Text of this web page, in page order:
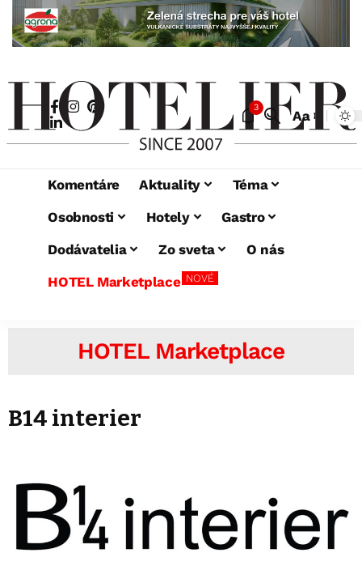
3
Aa
Komentáre Aktuality
Téma
Osobnosti
Hotely
Gastro
Dodávatelia
Zo sveta
O nás
HOTEL Marketplace NOVÉ
HOTEL Marketplace
B14 interier